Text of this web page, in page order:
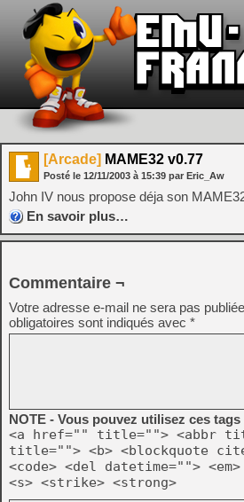
[Arcade] MAME32 v0.77
Posté le 12/11/2003 à 15:39 par Eric_Aw
John IV nous propose déja son
En savoir plus…
Commentaire ¬
Votre adresse e-mail ne sera pas
obligatoires sont indiqués avec *
NOTE - Vous pouvez utilisez ces
<a href="" title=""> <abbr
title=""> <b> <blockquote
<code> <del datetime="">
<s> <strike> <strong>